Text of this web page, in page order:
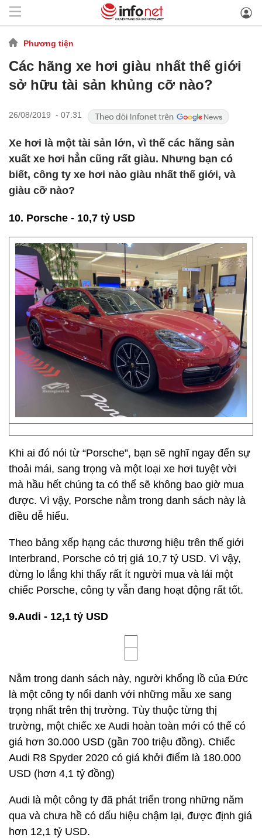
Phương tiện
Các hãng xe hơi giàu nhất thế giới
sở hữu tài sản khủng cỡ nào?
26/08/2019 - 07:31
Xe hơi là một tài sản lớn, vì thế các hãng sản
xuất xe hơi hẳn cũng rất giàu. Nhưng bạn có
biết, công ty xe hơi nào giàu nhất thế giới, và
giàu cỡ nào?
10. Porsche - 10,7 tỷ USD
Khi ai đó nói từ “Porsche”, bạn sẽ nghĩ ngay đến sự
thoải mái, sang trọng và một loại xe hơi tuyệt vời
mà hầu hết chúng ta có thể sẽ không bao giờ mua
được. Vì vậy, Porsche nằm trong danh sách này là
điều dễ hiểu.
Theo bảng xếp hạng các thương hiệu trên thế giới
Interbrand, Porsche có trị giá 10,7 tỷ USD. Vì vậy,
đừng lo lắng khi thấy rất ít người mua và lái một
chiếc Porsche, công ty vẫn đang hoạt động rất tốt.
9.Audi - 12,1 tỷ USD
Nằm trong danh sách này, người khổng lồ của Đức
là một công ty nổi danh với những mẫu xe sang
trọng nhất trên thị trường. Tùy thuộc từng thị
trường, một chiếc xe Audi hoàn toàn mới có thể có
giá hơn 30.000 USD (gần 700 triệu đồng). Chiếc
Audi R8 Spyder 2020 có giá khởi điểm là 180.000
USD (hơn 4,1 tỷ đồng)
Audi là một công ty đã phát triển trong những năm
qua và chưa hề có dấu hiệu chậm lại, được định giá
hơn 12,1 tỷ USD.